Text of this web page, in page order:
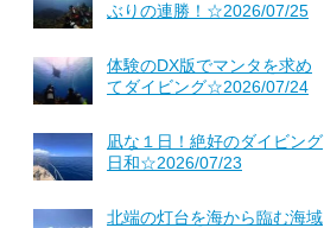
ぶりの連勝！☆2026/07/25
体験のDX版でマンタを求め
てダイビング☆2026/07/24
凪な１日！絶好のダイビング
日和☆2026/07/23
北端の灯台を海から臨む海域